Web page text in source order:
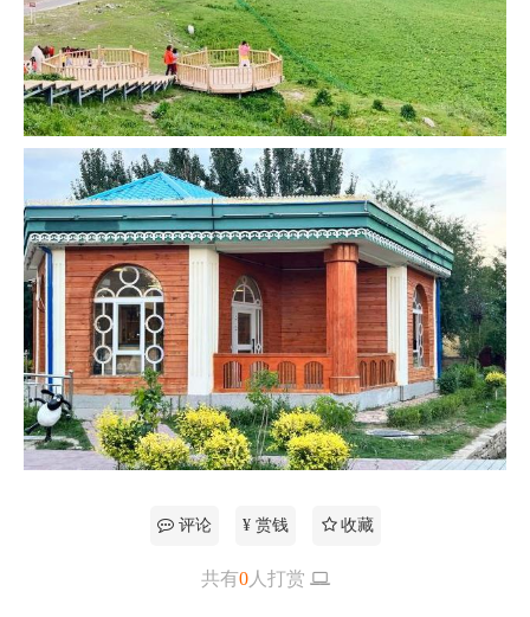
评论 ¥ 赏钱 收藏
共有0人打赏